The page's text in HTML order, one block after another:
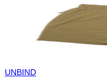
UNBIND